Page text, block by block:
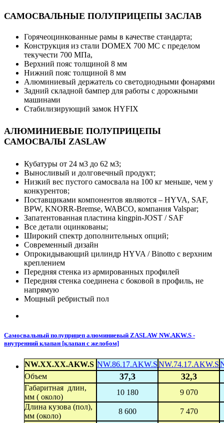
САМОСВАЛЬНЫЕ ПОЛУПРИЦЕПЫ ЗАСЛАВ
Горячеоцинкованные рамы в качестве стандарта;
Конструкция из стали DOMEX 700 MC с пределом
текучести 700 МПа,
Верхний пояс толщиной 8 мм
Нижний пояс толщиной 8 мм
Алюминиевый держатель со светодиодными фонарями
Задний складной бампер для работы с дорожными
машинами
Стабилизирующий замок HYFIX
АЛЮМИНИЕВЫЕ ПОЛУПРИЦЕПЫ
САМОСВАЛЫ ZASLAW
Кубатуры от 24 м3 до 62 м3;
Выносливый и долговечный продукт;
Низкий вес пустого самосвала на 100 кг меньше, чем у
конкурентов;
Поставщиками компонентов являются – HYVA, SAF,
BPW, KNORR-Bremse, WABCO, компания Valspar;
Запатентованная пластина kingpin-JOST / SAF
Все детали оцинкованы;
Широкий спектр дополнительных опций;
Современный дизайн
Опрокидывающий цилиндр HYVA / Binotto с верхним
креплением
Передняя стенка из армированных профилей
Передняя стенка соединена с боковой в профиль, не
напрямую
Мощный ребристый пол
Самосвальный полуприцеп алюминиевый ZASLAW NW.AKW.S -
внутренний клапан [клапан с желобом]
NW.XX.XX.AKW.S NW.86.17.AKW.SNW.74.17.AKW.S
Объем
37,3 32,3
Габаритная длин,
мм ( около)
10 180
9 070
Длина кузова (пол),
мм (около)
8 600
7 470